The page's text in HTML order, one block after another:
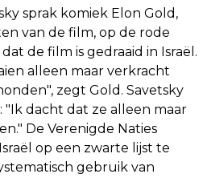
sprak komiek Elon Gold,
van de film, op de rode
de film is gedraaid in Israël.
alleen maar verkracht
zegt Gold. Savetsky
dacht dat ze alleen maar
De Verenigde Naties
op een zwarte lijst te
gebruik van